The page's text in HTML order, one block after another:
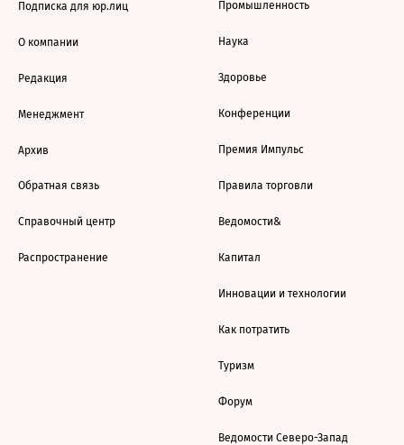
Подписка для юр.лиц
О компании
Редакция
Менеджмент
Архив
Обратная связь
Справочный центр
Распространение
Промышленность
Наука
Здоровье
Конференции
Премия Импульс
Правила торговли
Ведомости&
Капитал
Инновации и технологии
Как потратить
Туризм
Форум
Ведомости Северо-Запад